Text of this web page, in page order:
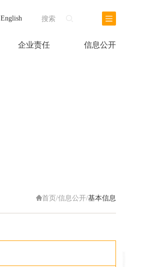
English 搜索
企业责任 信息公开
首页/信息公开/基本信息